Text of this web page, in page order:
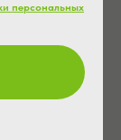
персональных